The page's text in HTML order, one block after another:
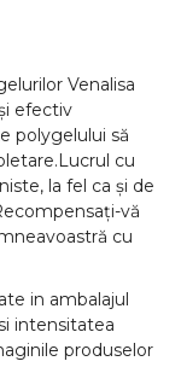
Venalisa
efectiv
polygelului să
cu
la fel ca și de
vă
cu
in ambalajul
intensitatea
produselor